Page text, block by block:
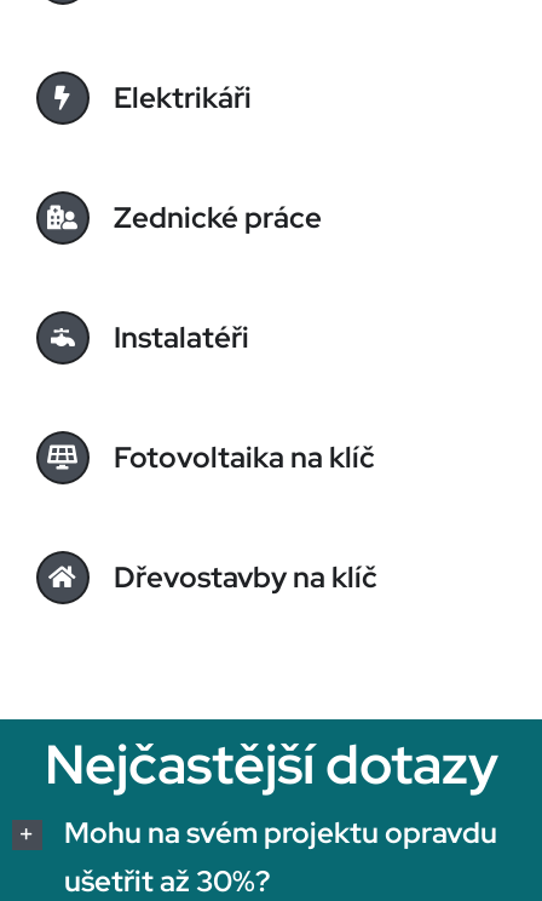
Elektrikáři
Zednické práce
Instalatéři
Fotovoltaika na klíč
Dřevostavby na klíč
Nejčastější dotazy
Mohu na svém projektu opravdu
ušetřit až 30%?